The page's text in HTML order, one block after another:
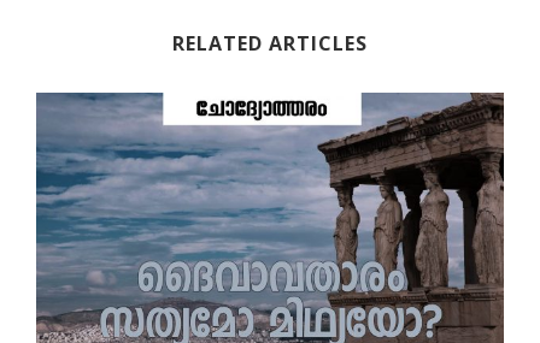
RELATED ARTICLES